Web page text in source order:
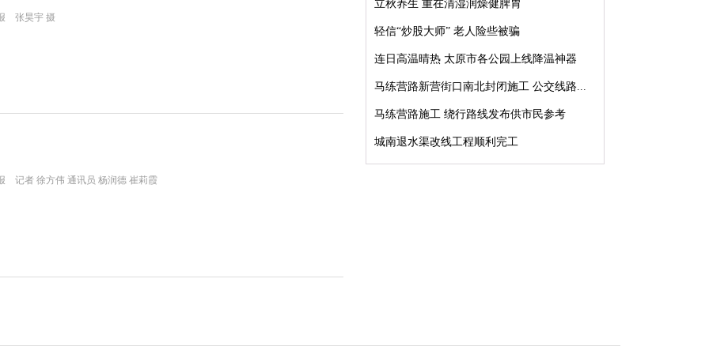
张昊宇 摄
者 徐方伟 通讯员 杨润德 崔莉霞
立秋养生 重在清湿润燥健脾胃
轻信“炒股大师” 老人险些被骗
连日高温晴热 太原市各公园上线降温神器
马练营路新营街口南北封闭施工 公交线路...
马练营路施工 绕行路线发布供市民参考
城南退水渠改线工程顺利完工